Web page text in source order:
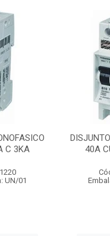
MONOFASICO
40A CURVA C 3KA
Embalagem: UN/01